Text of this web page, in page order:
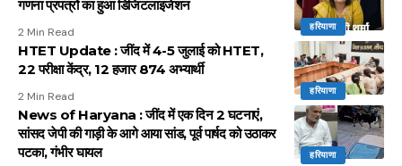
हरियाणा
गणना प्रपत्रों का हुआ डिजिटलाइजेशन
2 Min Read
हरियाणा
HTET Update : जींद में 4-5 जुलाई को HTET,
22 परीक्षा केंद्र, 12 हजार 874 अभ्यार्थी
2 Min Read
हरियाणा
News of Haryana : जींद में एक दिन 2 घटनाएं,
सांसद जेपी की गाड़ी के आगे आया सांड, पूर्व पार्षद को उठाकर
पटका, गंभीर घायल